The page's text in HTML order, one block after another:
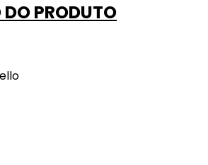
PRODUTO